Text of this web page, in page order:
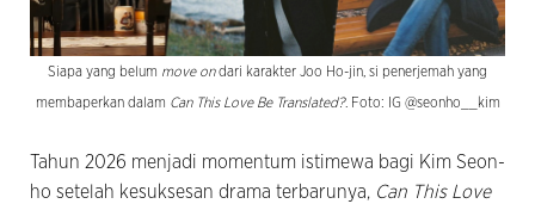
Siapa yang belum move ondari karakter Joo Ho-jin, si penerjemah yang
membaperkan dalam Can This Love Be Translated?. Foto: IG @seonho__kim
Tahun 2026 menjadi momentum istimewa bagi Kim Seon-
ho setelah kesuksesan drama terbarunya, Can This Love